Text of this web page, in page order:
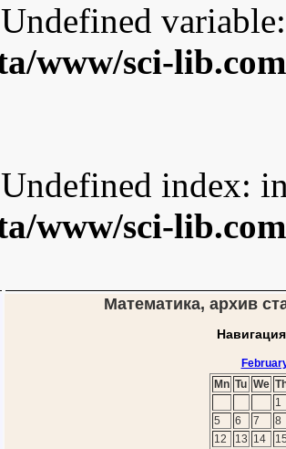
www/sci-
index:
www/sci-
Математика, архив
Mn Tu We
1
5
6 7
8
12
13 14